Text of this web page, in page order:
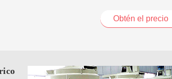
Obtén el precio